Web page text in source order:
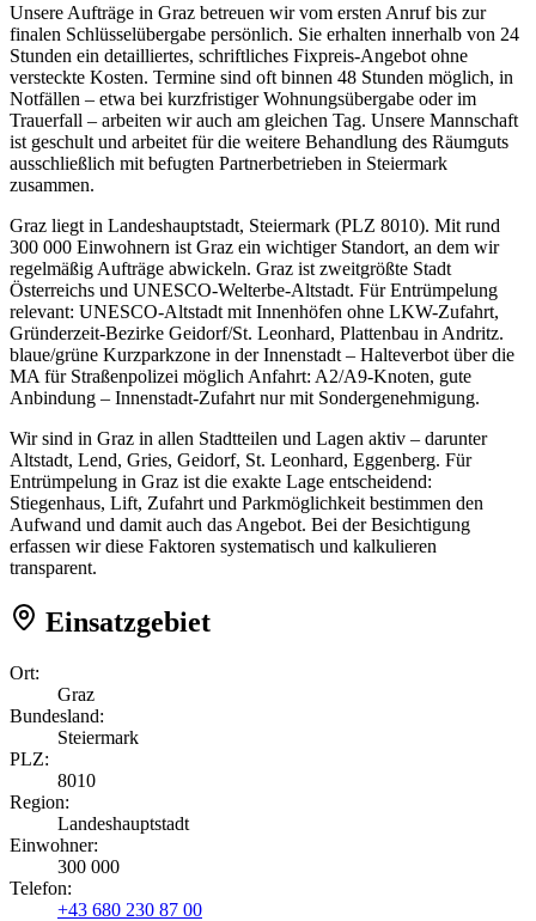
Unsere Aufträge in Graz betreuen wir vom ersten Anruf bis zur
finalen Schlüsselübergabe persönlich. Sie erhalten innerhalb von 24
Stunden ein detailliertes, schriftliches Fixpreis-Angebot ohne
versteckte Kosten. Termine sind oft binnen 48 Stunden möglich, in
Notfällen – etwa bei kurzfristiger Wohnungsübergabe oder im
Trauerfall – arbeiten wir auch am gleichen Tag. Unsere Mannschaft
ist geschult und arbeitet für die weitere Behandlung des Räumguts
ausschließlich mit befugten Partnerbetrieben in Steiermark
zusammen.
Graz liegt in Landeshauptstadt, Steiermark (PLZ 8010). Mit rund
300 000 Einwohnern ist Graz ein wichtiger Standort, an dem wir
regelmäßig Aufträge abwickeln. Graz ist zweitgrößte Stadt
Österreichs und UNESCO-Welterbe-Altstadt. Für Entrümpelung
relevant: UNESCO-Altstadt mit Innenhöfen ohne LKW-Zufahrt,
Gründerzeit-Bezirke Geidorf/St. Leonhard, Plattenbau in Andritz.
blaue/grüne Kurzparkzone in der Innenstadt – Halteverbot über die
MA für Straßenpolizei möglich Anfahrt: A2/A9-Knoten, gute
Anbindung – Innenstadt-Zufahrt nur mit Sondergenehmigung.
Wir sind in Graz in allen Stadtteilen und Lagen aktiv – darunter
Altstadt, Lend, Gries, Geidorf, St. Leonhard, Eggenberg. Für
Entrümpelung in Graz ist die exakte Lage entscheidend:
Stiegenhaus, Lift, Zufahrt und Parkmöglichkeit bestimmen den
Aufwand und damit auch das Angebot. Bei der Besichtigung
erfassen wir diese Faktoren systematisch und kalkulieren
transparent.
Einsatzgebiet
Ort:
Graz
Bundesland:
Steiermark
PLZ:
8010
Region:
Landeshauptstadt
Einwohner:
300 000
Telefon:
+43 680 230 87 00